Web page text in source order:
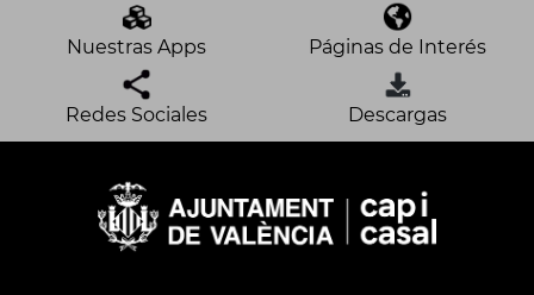
Nuestras Apps Páginas de Interés
Redes Sociales Descargas